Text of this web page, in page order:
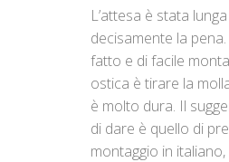
L’attesa è stata
decisamente la
fatto e di facile
ostica è tirare la
è molto dura. Il
di dare è quello di
montaggio in